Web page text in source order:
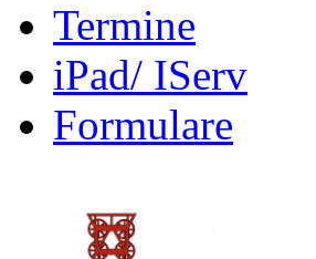
Termine
iPad/ IServ
Formulare